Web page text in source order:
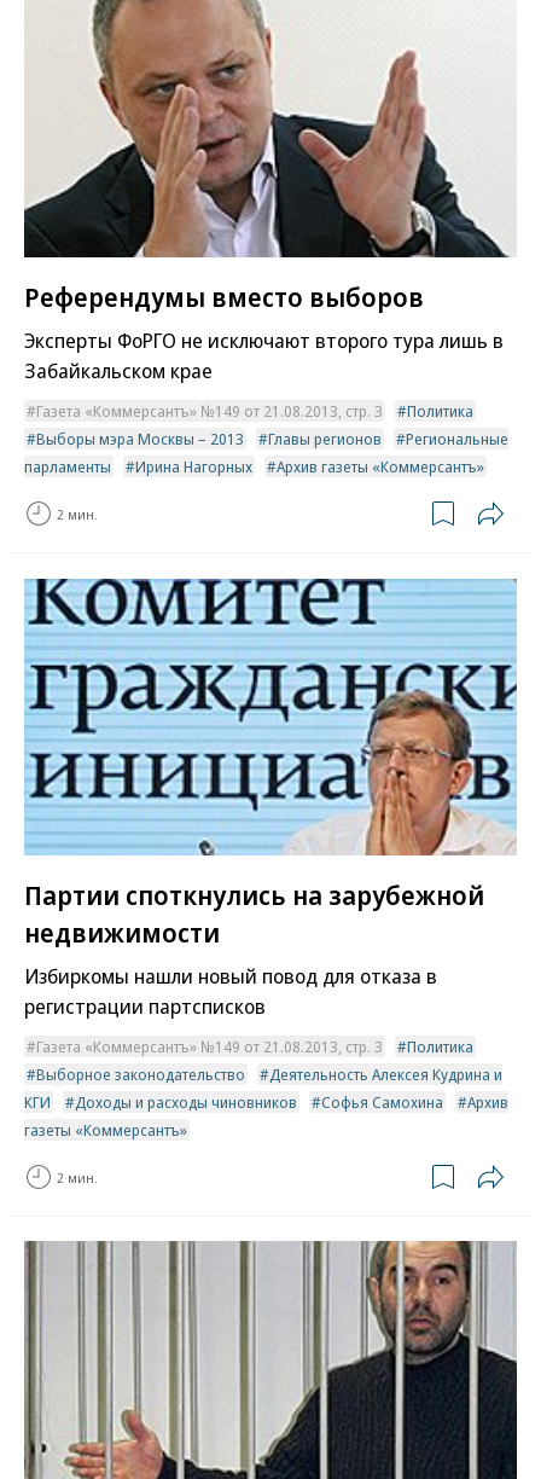
Референдумы вместо выборов
Эксперты ФоРГО не исключают второго тура лишь в
Забайкальском крае
Газета «Коммерсантъ» №149 от 21.08.2013, стр. 3
Политика
Выборы мэра Москвы – 2013
Главы регионов
Региональные
парламенты
Ирина Нагорных Архив газеты «Коммерсантъ»
2 мин.
Партии споткнулись на зарубежной
недвижимости
Избиркомы нашли новый повод для отказа в
регистрации партсписков
Газета «Коммерсантъ» №149 от 21.08.2013, стр. 3
Политика
Выборное законодательство
Деятельность Алексея Кудрина и
КГИ
Доходы и расходы чиновников Софья Самохина
Архив
газеты «Коммерсантъ»
2 мин.